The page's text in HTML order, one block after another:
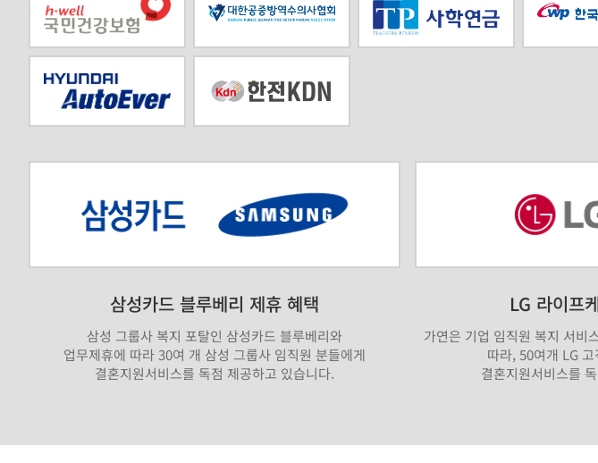
삼성카드 블루베리 제휴 혜택
삼성 그룹사 복지 포탈인 삼성카드 블루베리와
업무제휴에 따라 30여 개 삼성 그룹사 임직원 분들에게
결혼지원서비스를 독점 제공하고 있습니다.
LG 라이프
가연은 기업 임직원 복지 서비
따라, 50여개 LG
결혼지원서비스를